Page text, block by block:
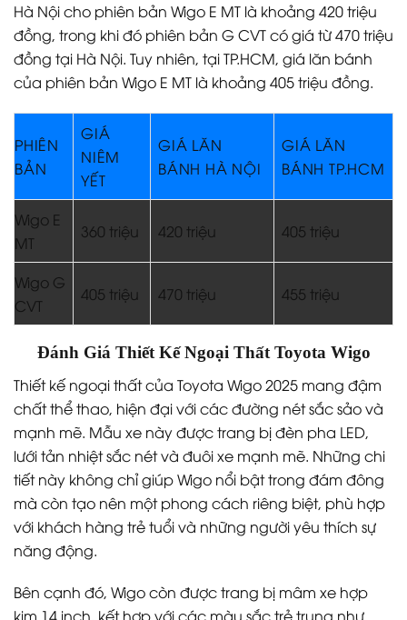
Hà Nội cho phiên bản Wigo E MT là khoảng 420 triệu
đồng, trong khi đó phiên bản G CVT có giá từ 470 triệu
đồng tại Hà Nội. Tuy nhiên, tại TP.HCM, giá lăn bánh
của phiên bản Wigo E MT là khoảng 405 triệu đồng.
PHIÊN
BẢN
GIÁ
NIÊM
YẾT
GIÁ LĂN
BÁNH HÀ NỘI
GIÁ LĂN
BÁNH TP.HCM
Wigo E
MT
360 triệu 420 triệu 405 triệu
Wigo G
CVT
405 triệu 470 triệu 455 triệu
Đánh Giá Thiết Kế Ngoại Thất Toyota Wigo
Thiết kế ngoại thất của Toyota Wigo 2025 mang đậm
chất thể thao, hiện đại với các đường nét sắc sảo và
mạnh mẽ. Mẫu xe này được trang bị đèn pha LED,
lưới tản nhiệt sắc nét và đuôi xe mạnh mẽ. Những chi
tiết này không chỉ giúp Wigo nổi bật trong đám đông
mà còn tạo nên một phong cách riêng biệt, phù hợp
với khách hàng trẻ tuổi và những người yêu thích sự
năng động.
Bên cạnh đó, Wigo còn được trang bị mâm xe hợp
kim 14 inch, kết hợp với các màu sắc trẻ trung như